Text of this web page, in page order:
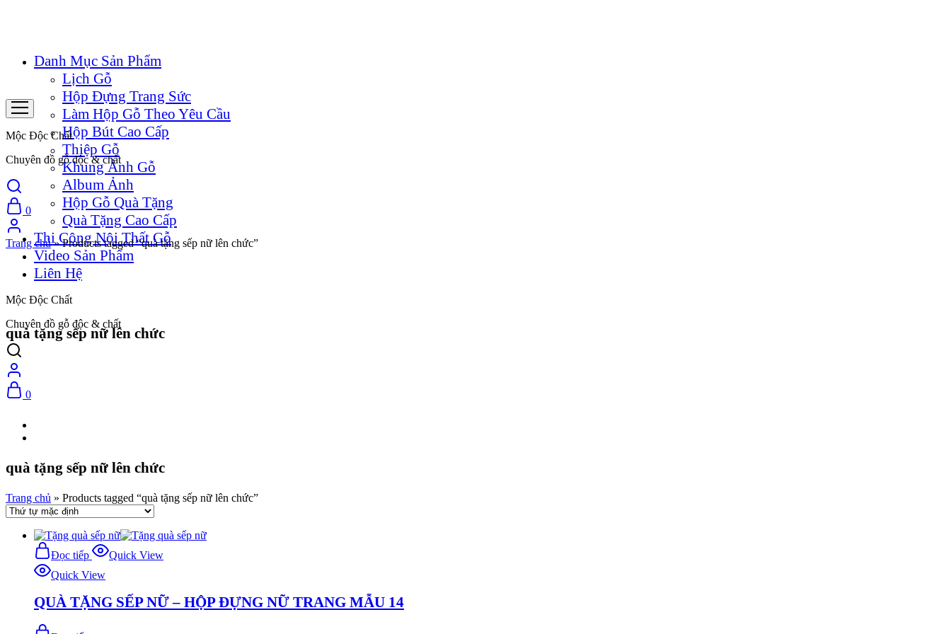
Danh Mục Sản Phẩm
Lịch Gỗ
Hộp Đựng Trang Sức
Làm Hộp Gỗ Theo Yêu Cầu
Hộp Bút Cao Cấp
Thiệp Gỗ
Khung Ảnh Gỗ
Album Ảnh
Hộp Gỗ Quà Tặng
Quà Tặng Cao Cấp
Thi Công Nội Thất Gỗ
Video Sản Phẩm
Liên Hệ
Mộc Độc Chất
Chuyên đồ gỗ độc & chất
0
Mộc Độc Chất
Chuyên đồ gỗ độc & chất
0
Trang chủ»Products tagged “quà tặng sếp nữ lên chức”
quà tặng sếp nữ lên chức
quà tặng sếp nữ lên chức
Trang chủ » Products tagged “quà tặng sếp nữ lên chức”
Đọc tiếp
Quick View
Quick View
QUÀ TẶNG SẾP NỮ – HỘP ĐỰNG NỮ TRANG MẪU 14